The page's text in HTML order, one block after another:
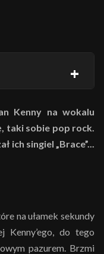
Kenny na wokalu
taki sobie pop rock.
ich singiel „Brace”...
na ułamek sekundy
Kenny’ego, do tego
pazurem. Brzmi